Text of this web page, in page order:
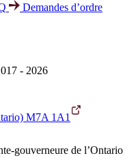
Demandes d’ordre
- 2026
M7A 1A1
gouverneure de l’Ontario